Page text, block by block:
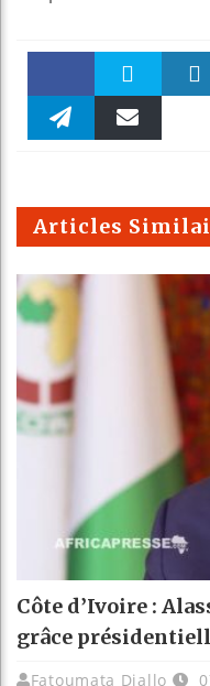
Faceboo Twitter
m
Articles
Côte d’Ivoire :
grâce
Fatoumata Diallo